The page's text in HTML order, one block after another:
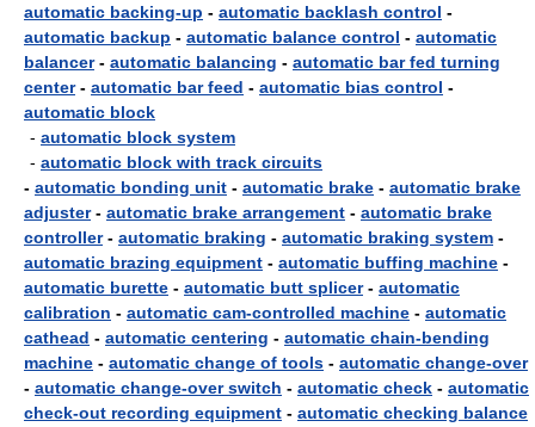
automatic backing-up - automatic backlash control -
automatic backup - automatic balance control - automatic
balancer- automatic balancing - automatic bar fed turning
center- automatic bar feed - automatic bias control -
automatic block
- automatic block system
- automatic block with track circuits
- automatic bonding unit - automatic brake - automatic brake
adjuster- automatic brake arrangement - automatic brake
controller- automatic braking - automatic braking system -
automatic brazing equipment - automatic buffing machine -
automatic burette - automatic butt splicer- automatic
calibration - automatic cam-controlled machine - automatic
cathead - automatic centering - automatic chain-bending
machine - automatic change of tools - automatic change-over
- automatic change-over switch - automatic check - automatic
check-out recording equipment - automatic checking balance